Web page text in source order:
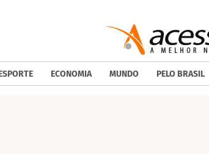
ECONOMIA MUNDO PELO BRASIL